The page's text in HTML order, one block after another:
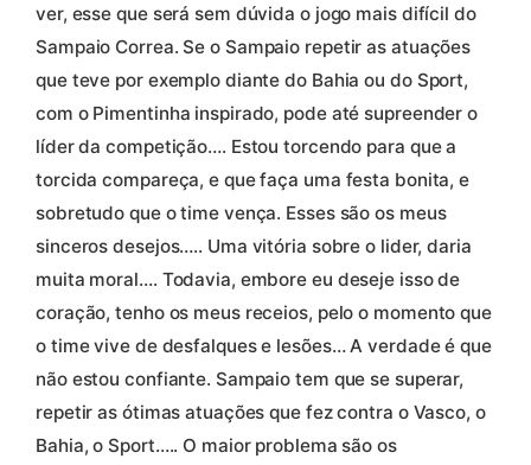
ver, esse que será sem dúvida o jogo mais difícil do
Sampaio Correa. Se o Sampaio repetir as atuações
que teve por exemplo diante do Bahia ou do Sport,
com o Pimentinha inspirado, pode até supreender o
líder da competição…. Estou torcendo para que a
torcida compareça, e que faça uma festa bonita, e
sobretudo que o time vença. Esses são os meus
sinceros desejos….. Uma vitória sobre o lider, daria
muita moral…. Todavia, embore eu deseje isso de
coração, tenho os meus receios, pelo o momento que
o time vive de desfalques e lesões… A verdade é que
não estou confiante. Sampaio tem que se superar,
repetir as ótimas atuações que fez contra o Vasco, o
Bahia, o Sport….. O maior problema são os